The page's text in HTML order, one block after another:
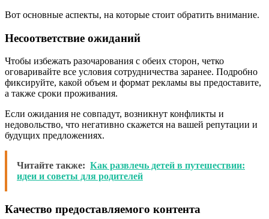
Вот основные аспекты, на которые стоит обратить внимание.
Несоответствие ожиданий
Чтобы избежать разочарования с обеих сторон, четко
оговаривайте все условия сотрудничества заранее. Подробно
фиксируйте, какой объем и формат рекламы вы предоставите,
а также сроки проживания.
Если ожидания не совпадут, возникнут конфликты и
недовольство, что негативно скажется на вашей репутации и
будущих предложениях.
Читайте также: Как развлечь детей в путешествии:
идеи и советы для родителей
Качество предоставляемого контента